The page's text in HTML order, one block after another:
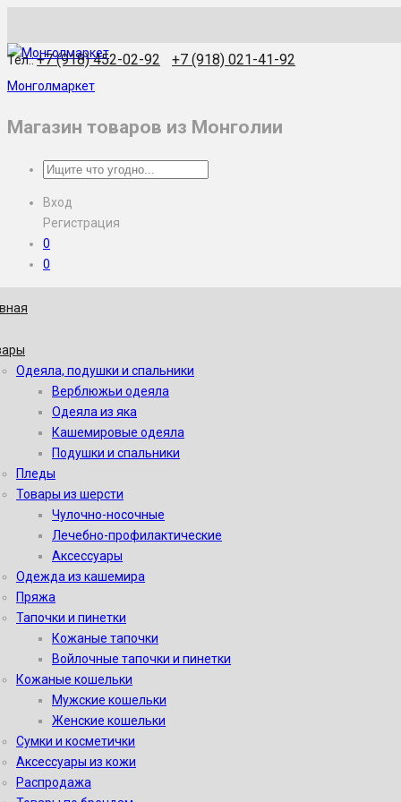
Тел.:+7 (918) 452-02-92 +7 (918) 021-41-92
Монголмаркет
Магазин товаров из Монголии
Вход
Регистрация
0
0
Одеяла, подушки и спальники
Верблюжьи одеяла
Одеяла из яка
Кашемировые одеяла
Подушки и спальники
Пледы
Товары из шерсти
Чулочно-носочные
Лечебно-профилактические
Аксессуары
Одежда из кашемира
Пряжа
Тапочки и пинетки
Кожаные тапочки
Войлочные тапочки и пинетки
Кожаные кошельки
Мужские кошельки
Женские кошельки
Сумки и косметички
Аксессуары из кожи
Распродажа